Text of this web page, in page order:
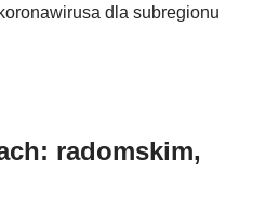
dla subregionu
radomskim,